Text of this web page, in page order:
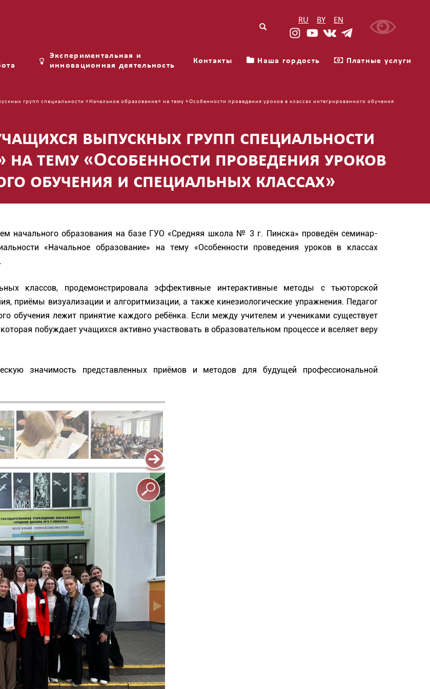
RU BY EN
ои
Экспериментальная и
инновационная деятельность
Контакты Наша гордость Платные услуги
групп специальности «Начальное образование» на тему «Особенности проведения уроков в классах интегрированного обучения
выпускных групп специальности
на тему «Особенности проведения уроков
обучения и специальных классах»
начального образования на базе ГУО «Средняя школа № 3 г. Пинска» проведён семинар-
«Начальное образование» на тему «Особенности проведения уроков в классах
классов, продемонстрировала эффективные интерактивные методы с тьюторской
приёмы визуализации и алгоритмизации, а также кинезиологические упражнения. Педагог
обучения лежит принятие каждого ребёнка. Если между учителем и учениками существует
побуждает учащихся активно участвовать в образовательном процессе и вселяет веру
значимость представленных приёмов и методов для будущей профессиональной